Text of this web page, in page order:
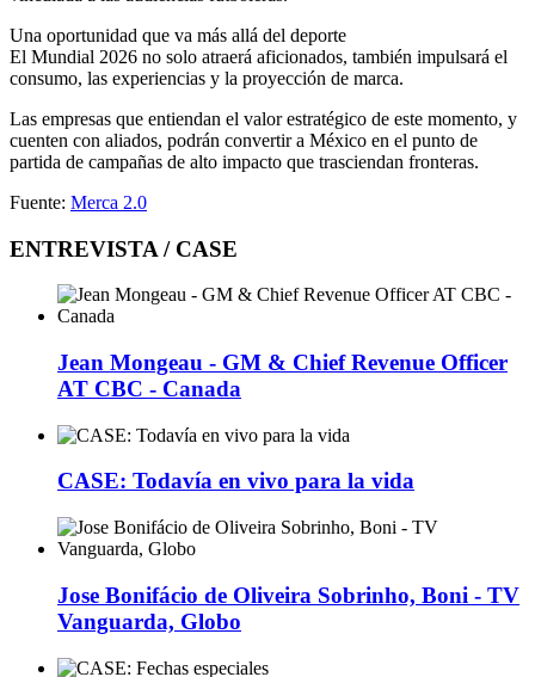
Una oportunidad que va más allá del deporte
El Mundial 2026 no solo atraerá aficionados, también impulsará el
consumo, las experiencias y la proyección de marca.
Las empresas que entiendan el valor estratégico de este momento, y
cuenten con aliados, podrán convertir a México en el punto de
partida de campañas de alto impacto que trasciendan fronteras.
Fuente: Merca 2.0
ENTREVISTA / CASE
Jean Mongeau - GM & Chief Revenue Officer
AT CBC - Canada
CASE: Todavía en vivo para la vida
Jose Bonifácio de Oliveira Sobrinho, Boni - TV
Vanguarda, Globo